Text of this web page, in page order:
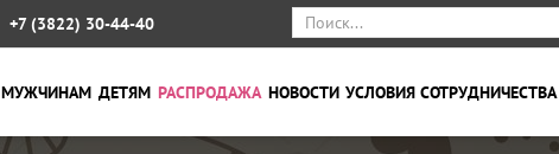
+7 (3822) 30-44-40
МУЖЧИНАМ ДЕТЯМ РАСПРОДАЖА НОВОСТИ УСЛОВИЯ СОТРУДНИЧЕСТВА